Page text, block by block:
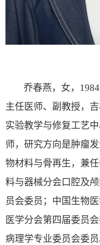
乔春燕，女， 1984
主任医师、副教授，
实验教学与修复工艺
师，研究方向是肿瘤
物材料与骨再生，兼
料与器械分会口腔及
员会委员；中国生物
医学分会第四届委员
病理学专业委员会委